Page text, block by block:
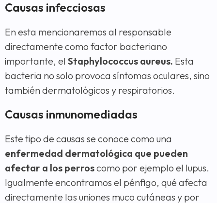
Causas infecciosas
En esta mencionaremos al responsable
directamente como factor bacteriano
importante, el Staphylococcus aureus. Esta
bacteria no solo provoca síntomas oculares, sino
también dermatológicos y respiratorios.
Causas inmunomediadas
Este tipo de causas se conoce como una
enfermedad dermatológica que pueden
afectar a los perroscomo por ejemplo el lupus.
Igualmente encontramos el pénfigo, qué afecta
directamente las uniones muco cutáneas y por